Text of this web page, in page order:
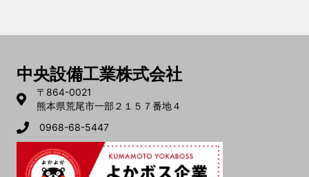
中央設備工業株式会社
〒864-0021
熊本県荒尾市一部２１５７番地４
0968-68-5447